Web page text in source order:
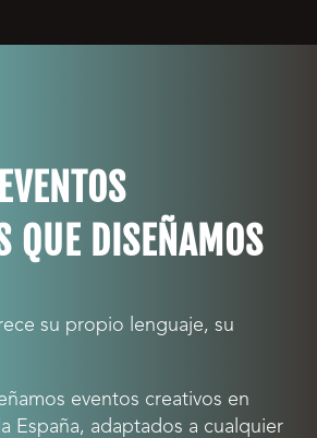
QUE DISEÑAMOS
su propio lenguaje, su
eventos creativos en
España, adaptados a cualquier